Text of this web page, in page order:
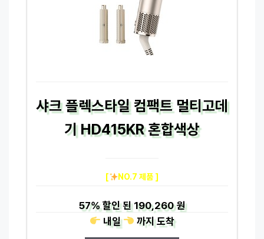
샤크 플렉스타일 컴팩트 멀티고데
기 HD415KR 혼합색상
[ NO.7 제품 ]
57%할인 된190,260 원
내일
까지도착